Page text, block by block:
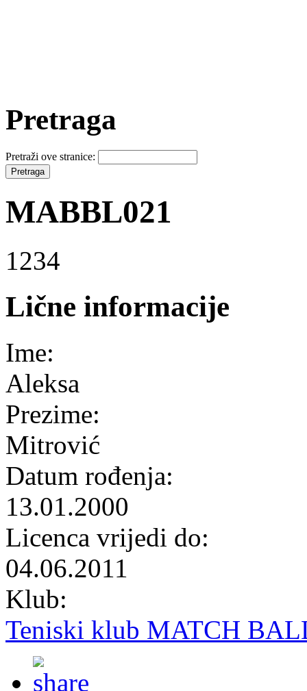
Pretraga
Pretraži ove stranice:
MABBL021
1234
Lične informacije
Ime:
Aleksa
Prezime:
Mitrović
Datum rođenja:
13.01.2000
Licenca vrijedi do:
04.06.2011
Klub:
Teniski klub MATCH